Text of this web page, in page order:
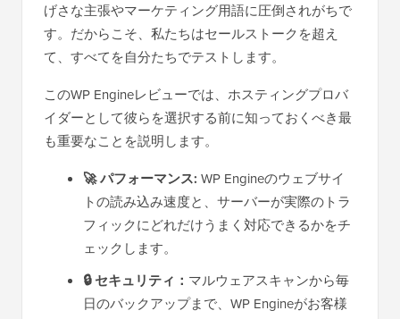
げさな主張やマーケティング用語に圧倒されがちで
す。だからこそ、私たちはセールストークを超え
て、すべてを自分たちでテストします。
このWP Engineレビューでは、ホスティングプロバ
イダーとして彼らを選択する前に知っておくべき最
も重要なことを説明します。
🚀 パフォーマンス: WP Engineのウェブサイ
トの読み込み速度と、サーバーが実際のトラ
フィックにどれだけうまく対応できるかをチ
ェックします。
🔒 セキュリティ： マルウェアスキャンから毎
日のバックアップまで、WP Engineがお客様